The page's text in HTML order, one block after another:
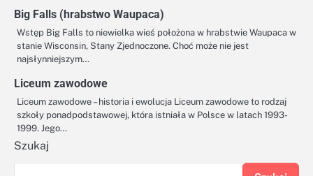
Big Falls (hrabstwo Waupaca)
Wstęp Big Falls to niewielka wieś położona w hrabstwie Waupaca w
stanie Wisconsin, Stany Zjednoczone. Choć może nie jest
najsłynniejszym…
Liceum zawodowe
Liceum zawodowe – historia i ewolucja Liceum zawodowe to rodzaj
szkoły ponadpodstawowej, która istniała w Polsce w latach 1993-
1999. Jego…
Szukaj